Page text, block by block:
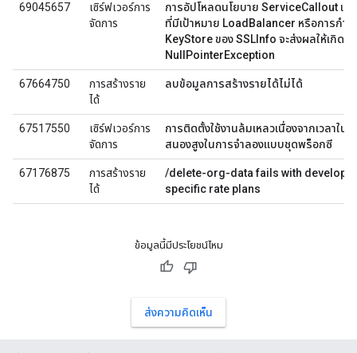
69045657
เซิร์ฟเวอร์การ
จัดการ
การอัปโหลดนโยบาย ServiceCallout แต่
ที่มีเป้าหมาย LoadBalancer หรือการกำ
KeyStore ของ SSLInfo จะส่งผลให้เกิด
NullPointerException
67664750
การสร้างราย
ได้
ลบข้อมูลการสร้างรายได้ไม่ได้
67517550
เซิร์ฟเวอร์การ
จัดการ
การติดตั้งใช้งานล้มเหลวเนื่องจากเวลาใน
สนองสูงในการจำลองแบบชุดพร็อกซี
67176875
การสร้างราย
ได้
/delete-org-data fails with
specific rate plans
ข้อมูลนี้มีประโยชน์ไหม
ส่งความคิดเห็น